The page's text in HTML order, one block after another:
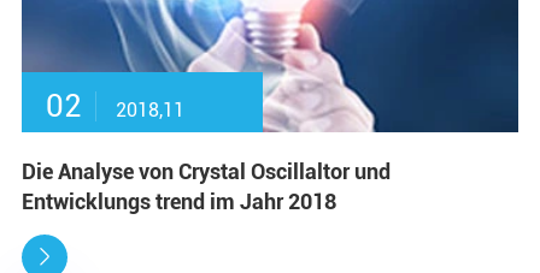
02 2018,11
Die Analyse von Crystal Oscillaltor und
Entwicklungs trend im Jahr 2018
